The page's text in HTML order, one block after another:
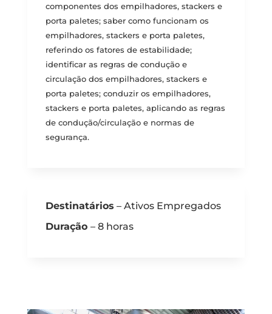
componentes dos empilhadores, stackers e
porta paletes; saber como funcionam os
empilhadores, stackers e porta paletes,
referindo os fatores de estabilidade;
identificar as regras de condução e
circulação dos empilhadores, stackers e
porta paletes; conduzir os empilhadores,
stackers e porta paletes, aplicando as regras
de condução/circulação e normas de
segurança.
Destinatários – Ativos Empregados
Duração – 8 horas